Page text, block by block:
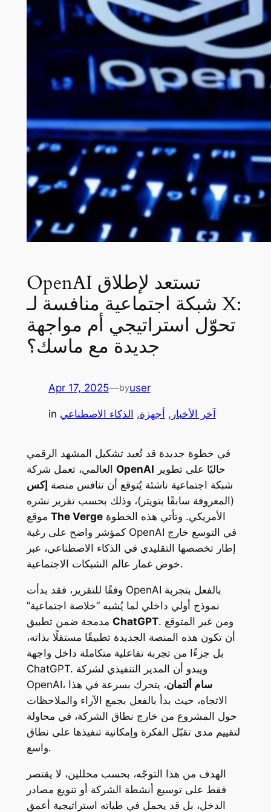
OpenAI تستعد لإطلاق
شبكة اجتماعية منافسة لـ X:
تحوّل استراتيجي أم مواجهة
جديدة مع ماسك؟
Apr 17, 2025—byuser
in آخر الأخبار , أجهزة, الذكاء الاصطناعي
في خطوة جديدة قد تُعيد تشكيل المشهد الرقمي
OpenAI
شبكة اجتماعية ناشئة يُتوقع أن تنافس منصة إكس
(المعروفة سابقًا بتويتر)، وذلك بحسب تقرير نشره
The Vergeالأمريكي. وتأتي هذه الخطوة
كمؤشر واضح على رغبة OpenAI في التوسع خارج
إطار تخصصها التقليدي في الذكاء الاصطناعي، عبر
خوض غمار عالم الشبكات الاجتماعية.
وفقًا للتقرير، فقد بدأت OpenAI بالفعل بتجربة
نموذج أولي داخلي لما يُشبه “خلاصة اجتماعية”
ChatGPT. ومن غير المتوقع
أن تكون هذه المنصة الجديدة تطبيقًا مستقلًا بذاته،
بل جزءًا من تجربة تفاعلية متكاملة داخل واجهة
ChatGPT. ويبدو أن المدير التنفيذي لشركة
OpenAI،
سام ألتمان، يتحرك بسرعة في هذا
الاتجاه، حيث بدأ بالفعل بجمع الآراء والملاحظات
حول المشروع من خارج نطاق الشركة، في محاولة
لتقييم مدى تقبّل الفكرة وإمكانية تنفيذها على نطاق
واسع.
الهدف من هذا التوجّه، بحسب محللين، لا يقتصر
فقط على توسيع أنشطة الشركة أو تنويع مصادر
الدخل، بل قد يحمل في طياته استراتيجية أعمق